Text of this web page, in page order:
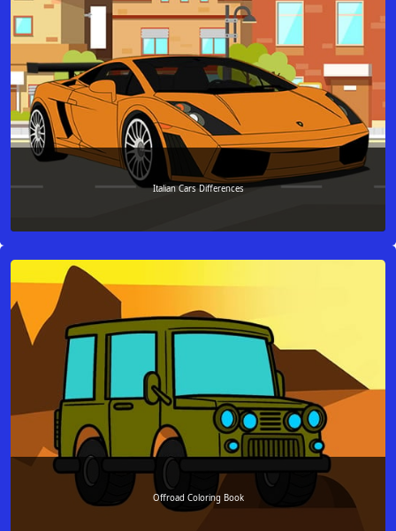
Italian Cars Differences
Offroad Coloring Book